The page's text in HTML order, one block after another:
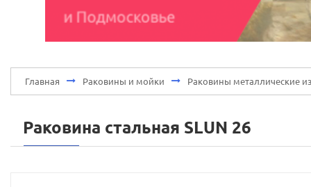
Главная Раковины и мойки Раковины металлические
Раковина стальная SLUN 26